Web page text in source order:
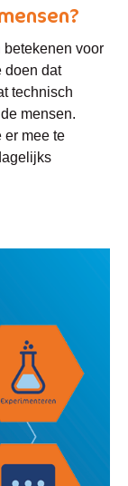
betekenen voor
doen dat
technisch
mensen.
er mee te